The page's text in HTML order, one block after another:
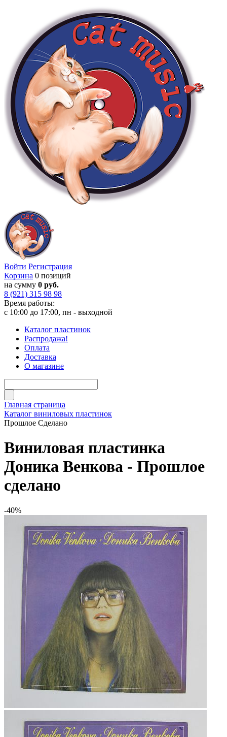
Войти Регистрация
Корзина 0 позиций
на сумму 0 руб.
8 (921) 315 98 98
Время работы:
с 10:00 до 17:00, пн - выходной
Каталог пластинок
Распродажа!
Оплата
Доставка
О магазине
Главная страница
Каталог виниловых пластинок
Прошлое Сделано
Виниловая пластинка
Доника Венкова - Прошлое
сделано
-40%